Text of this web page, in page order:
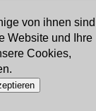
von ihnen sind
Website und Ihre
Cookies,